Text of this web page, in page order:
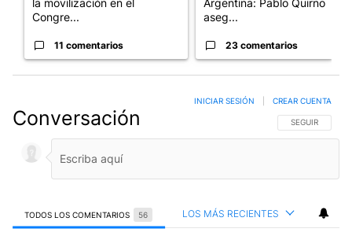
Congre...
11 comentarios
aseg...
23 comentarios
Conversación SIGA ESTA
SEGUIR
INICIAR SESIÓN CREAR CUENTA
TODOS LOS COMENTARIOS 56 LOS MÁS RECIENTES